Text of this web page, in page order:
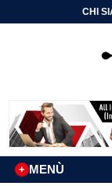
CHI
MENÙ
+